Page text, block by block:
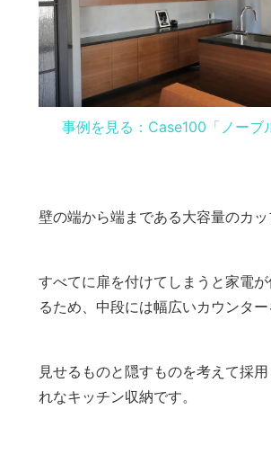
事例を見る：Case100「ノーブ
壁の端から端まである大容量のカッ
すべてに扉を付けてしまうと家電
るため、中段には幅広いカウンター
見せるものと隠すものを考えて採
れなキッチン収納です。